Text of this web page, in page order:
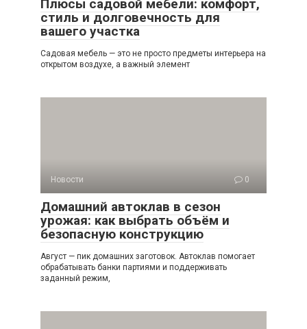
Плюсы садовой мебели: комфорт,
стиль и долговечность для
вашего участка
Садовая мебель — это не просто предметы интерьера на
открытом воздухе, а важный элемент
Новости 0
Домашний автоклав в сезон
урожая: как выбрать объём и
безопасную конструкцию
Август — пик домашних заготовок. Автоклав помогает
обрабатывать банки партиями и поддерживать
заданный режим,